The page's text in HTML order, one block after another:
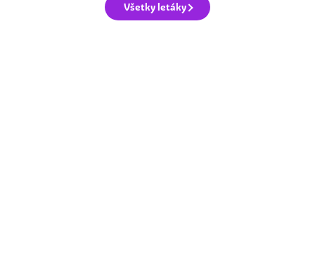
Všetky letáky